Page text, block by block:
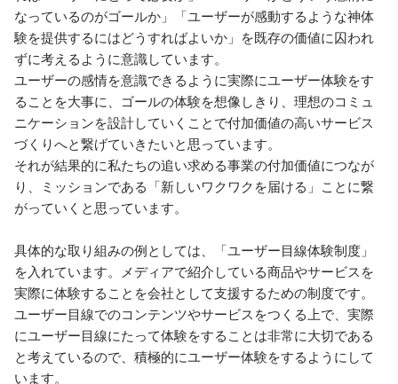
なっているのがゴールか」「ユーザーが感動するような神体
験を提供するにはどうすればよいか」を既存の価値に囚われ
ずに考えるように意識しています。
ユーザーの感情を意識できるように実際にユーザー体験をす
ることを大事に、ゴールの体験を想像しきり、理想のコミュ
ニケーションを設計していくことで付加価値の高いサービス
づくりへと繋げていきたいと思っています。
それが結果的に私たちの追い求める事業の付加価値につなが
り、ミッションである「新しいワクワクを届ける」ことに繋
がっていくと思っています。
具体的な取り組みの例としては、「ユーザー目線体験制度」
を入れています。メディアで紹介している商品やサービスを
実際に体験することを会社として支援するための制度です。
ユーザー目線でのコンテンツやサービスをつくる上で、実際
にユーザー目線にたって体験をすることは非常に大切である
と考えているので、積極的にユーザー体験をするようにして
います。